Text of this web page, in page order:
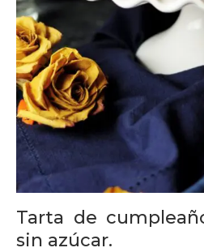
Tarta de
sin azúcar.